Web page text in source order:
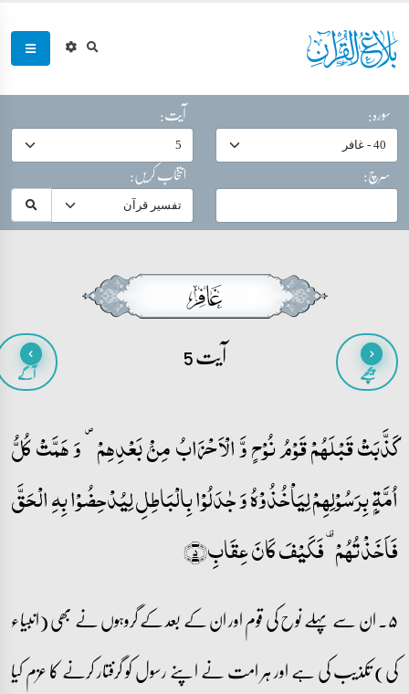
سورہ:
آیت:
سرچ:
انتخاب کریں:
پیچھے آیت 5 آگے
کَذَّبَتۡ قَبۡلَہُمۡ قَوۡمُ نُوۡحٍ وَّ الۡاَحۡزَابُ مِنۡۢ بَعۡدِہِمۡ ۪ وَ ہَمَّتۡ کُلُّ
اُمَّۃٍۭ بِرَسُوۡلِہِمۡ لِیَاۡخُذُوۡہُ وَ جٰدَلُوۡا بِالۡبَاطِلِ لِیُدۡحِضُوۡا بِہِ الۡحَقَّ
فَاَخَذۡتُہُمۡ ۟ فَکَیۡفَ کَانَ عِقَابِ﴿۵﴾
۵۔ ان سے پہلے نوح کی قوم اور ان کے بعد کے گروہوں نے بھی (انبیاء
کی) تکذیب کی ہے اور ہر امت نے اپنے رسول کو گرفتار کرنے کا عزم کیا